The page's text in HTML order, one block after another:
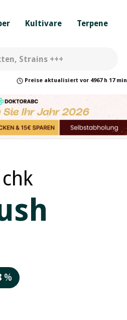
Kultivare Terpene
Preise aktualisiert vor 4967 h 17 min
%